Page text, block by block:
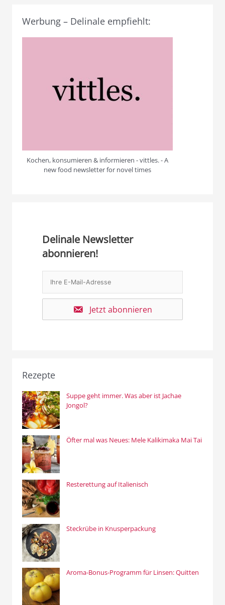
Werbung – Delinale empfiehlt:
Kochen, konsumieren & informieren - vittles. - A
new food newsletter for novel times
Delinale Newsletter
abonnieren!
Jetzt abonnieren
Rezepte
Suppe geht immer. Was aber ist Jachae
Jongol?
Öfter mal was Neues: Mele Kalikimaka Mai Tai
Resterettung auf Italienisch
Steckrübe in Knusperpackung
Aroma-Bonus-Programm für Linsen: Quitten